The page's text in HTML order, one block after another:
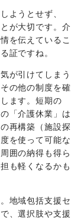
ようとせず、
が大切です。介
を伝えているこ
証ですね。
が引けてしまう
の他の制度を確
ます。短期の
「介護休業」は
再構築（施設探
を使って可能な
囲の納得も得ら
も軽くなるかも
地域包括支援セ
、選択肢や支援